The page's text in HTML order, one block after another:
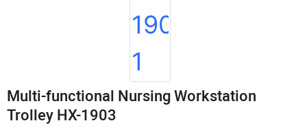
Multi-functional Nursing Workstation
Trolley HX-1903